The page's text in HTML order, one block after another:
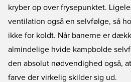
kryber op over frysepunktet.
ventilation også en selvfølge, så
ikke for koldt. Når banerne er
almindelige hvide kampbolde
den absolut nødvendighed også,
farve der virkelig skilder sig ud.